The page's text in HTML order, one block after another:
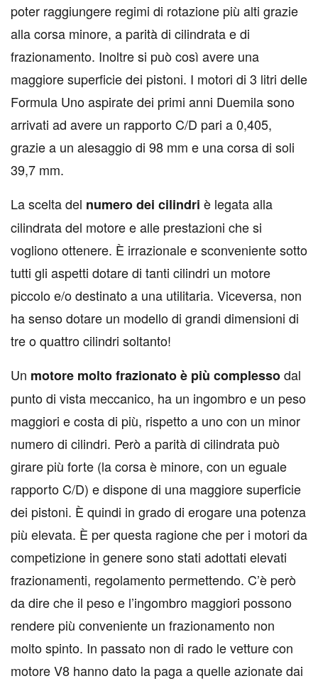
poter raggiungere regimi di rotazione più alti grazie
alla corsa minore, a parità di cilindrata e di
frazionamento. Inoltre si può così avere una
maggiore superficie dei pistoni. I motori di 3 litri delle
Formula Uno aspirate dei primi anni Duemila sono
arrivati ad avere un rapporto C/D pari a 0,405,
grazie a un alesaggio di 98 mm e una corsa di soli
39,7 mm.
La scelta del numero dei cilindri è legata alla
cilindrata del motore e alle prestazioni che si
vogliono ottenere. È irrazionale e sconveniente sotto
tutti gli aspetti dotare di tanti cilindri un motore
piccolo e/o destinato a una utilitaria. Viceversa, non
ha senso dotare un modello di grandi dimensioni di
tre o quattro cilindri soltanto!
Un motore molto frazionato è più complessodal
punto di vista meccanico, ha un ingombro e un peso
maggiori e costa di più, rispetto a uno con un minor
numero di cilindri. Però a parità di cilindrata può
girare più forte (la corsa è minore, con un eguale
rapporto C/D) e dispone di una maggiore superficie
dei pistoni. È quindi in grado di erogare una potenza
più elevata. È per questa ragione che per i motori da
competizione in genere sono stati adottati elevati
frazionamenti, regolamento permettendo. C’è però
da dire che il peso e l’ingombro maggiori possono
rendere più conveniente un frazionamento non
molto spinto. In passato non di rado le vetture con
motore V8 hanno dato la paga a quelle azionate dai